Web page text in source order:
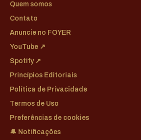
Quem somos
Contato
Anuncie no FOYER
YouTube ↗
Spotify ↗
Princípios Editoriais
Política de Privacidade
Termos de Uso
Preferências de cookies
🔔 Notificações